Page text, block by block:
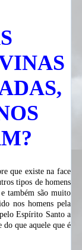
que existe na face
tipos de homens
também são muito
nos homens pela
Espírito Santo a
que aquele que é